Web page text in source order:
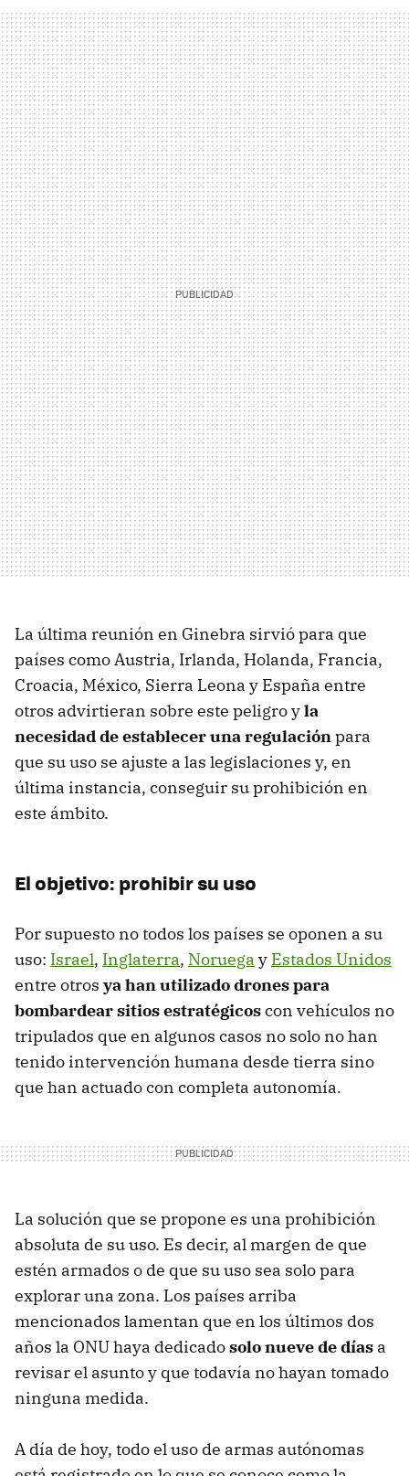
La última reunión en Ginebra sirvió para que
países como Austria, Irlanda, Holanda, Francia,
Croacia, México, Sierra Leona y España entre
otros advirtieran sobre este peligro yla
necesidad de establecer una regulaciónpara
que su uso se ajuste a las legislaciones y, en
última instancia, conseguir su prohibición en
este ámbito.
El objetivo: prohibir su uso
Por supuesto no todos los países se oponen a su
uso: Israel, Inglaterra, Noruega y Estados Unidos
entre otros ya han utilizado drones para
bombardear sitios estratégicoscon vehículos no
tripulados que en algunos casos no solo no han
tenido intervención humana desde tierra sino
que han actuado con completa autonomía.
La solución que se propone es una prohibición
absoluta de su uso. Es decir, al margen de que
estén armados o de que su uso sea solo para
explorar una zona. Los países arriba
mencionados lamentan que en los últimos dos
años la ONU haya dedicadosolo nueve de días a
revisar el asunto y que todavía no hayan tomado
ninguna medida.
A día de hoy, todo el uso de armas autónomas